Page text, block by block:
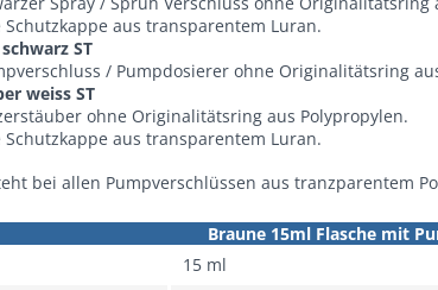
aus transparentem Luran.
ST
/ Pumpdosierer ohne Originalitätsring
weiss ST
ohne Originalitätsring aus Polypropylen.
aus transparentem Luran.
bei allen Pumpverschlüssen aus tranzparentem
Braune 15ml Flasche mit
15 ml